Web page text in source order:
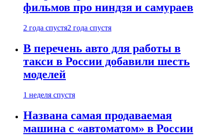
фильмов про ниндзя и самураев
2 года спустя2 года спустя
В перечень авто для работы в
такси в России добавили шесть
моделей
1 неделя спустя
Названа самая продаваемая
машина с «автоматом» в России